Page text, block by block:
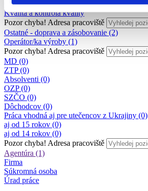
Ostatné
Kvalita a kontrola kvality
Pozor chyba! Adresa pracoviště
Ostatné - doprava a zásobovanie (2)
Operátor/ka výroby (1)
Pozor chyba! Adresa pracoviště
MD (0)
ZTP (0)
Absolventi (0)
OZP (0)
SZČO (0)
Dôchodcov (0)
Práca vhodná aj pre utečencov z Ukrajiny (0)
aj od 15 rokov (0)
aj od 14 rokov (0)
Pozor chyba! Adresa pracoviště
Agentúra (1)
Firma
Súkromná osoba
Úrad práce